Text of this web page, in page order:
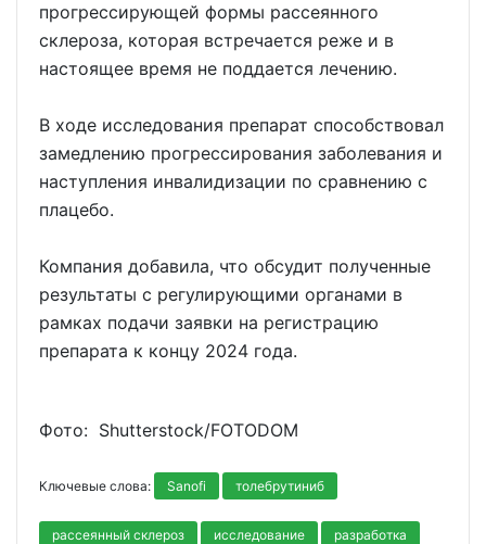
прогрессирующей формы рассеянного
склероза, которая встречается реже и в
настоящее время не поддается лечению.
В ходе исследования препарат способствовал
замедлению прогрессирования заболевания и
наступления инвалидизации по сравнению с
плацебо.
Компания добавила, что обсудит полученные
результаты с регулирующими органами в
рамках подачи заявки на регистрацию
препарата к концу 2024 года.
Фото: Shutterstoсk/FOTODOM
Ключевые слова: Sanofi толебрутиниб
рассеянный склероз исследование разработка